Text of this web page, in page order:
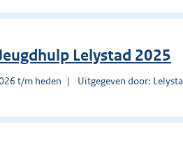
Lelystad 2025
t/m heden Uitgegeven door: